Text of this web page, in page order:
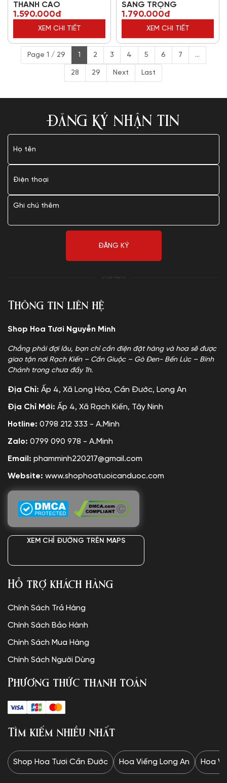
THANH CAO
1.590.000đ
XEM CHI TIẾT
SANG TRỌNG
1.790.000đ
XEM CHI TIẾT
Page 1 / 29 1 2 3 4 5 6 7 ...
28 29 Next Last
ĐĂNG KÝ NHẬN TIN
Thông tin liên hệ
Shop Hoa Tươi Nguyễn Minh
Chẳng phải đợi lâu, bạn chỉ cần điện đặt hàng và hoa sẽ được
giao tận nơi Rạch Kiến – Cần Giuộc – Gò Đen- Bến Lức – Bình
Chánh trong chưa đầy 1h.
Địa Chỉ: Ấp 4, Xã Long Hòa, Cần Đước, Long An
Địa Chỉ Mới: Ấp 4, Xã Rạch Kiến, Tây Ninh
Hotline: 0798 212 333 - A.Minh
Zalo: 0799 090 978 - A.Minh
Email: phamminh220217@gmail.com
Website: www.shophoatuoicanduoc.com
XEM CHỈ ĐƯỜNG TRÊN MAPS
Hỗ trợ khách hàng
Chính Sách Trả Hàng
Chính Sách Bảo Hành
Chính Sách Mua Hàng
Chính Sách Người Dùng
Phương thức thanh toán
Tìm kiếm nhiều nhất
Shop Hoa Tươi Cần Đước Hoa Viếng Long An Hoa